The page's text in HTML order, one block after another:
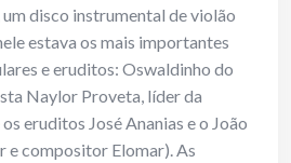
disco instrumental de violão
estava os mais importantes
e eruditos: Oswaldinho do
Naylor Proveta, líder da
eruditos José Ananias e o João
e compositor Elomar). As